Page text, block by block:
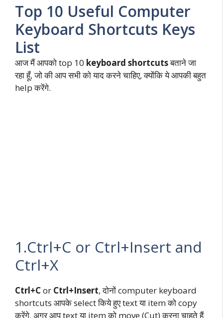
Top 10 Useful Computer
Keyboard Shortcuts Keys
List
आज मैं आपको top 10 keyboard shortcutsबताने जा
रहा हूँ, जो की आप सभी को याद करने चाहिए, क्योंकि ये आपकी बहुत
help करेंगे.
1.Ctrl+C or Ctrl+Insert and
Ctrl+X
Ctrl+Cor Ctrl+Insert, दोनों computer keyboard
shortcuts आपके select किये हुए text या item को copy
करेंगे. अगर आप text या item को move (Cut) करना चाहते हैं